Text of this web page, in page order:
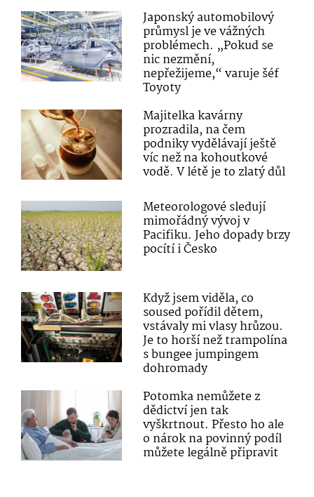
Japonský automobilový
průmysl je ve vážných
problémech. „Pokud se
nic nezmění,
nepřežijeme,“ varuje šéf
Toyoty
Majitelka kavárny
prozradila, na čem
podniky vydělávají ještě
víc než na kohoutkové
vodě. V létě je to zlatý důl
Meteorologové sledují
mimořádný vývoj v
Pacifiku. Jeho dopady brzy
pocítí i Česko
Když jsem viděla, co
soused pořídil dětem,
vstávaly mi vlasy hrůzou.
Je to horší než trampolína
s bungee jumpingem
dohromady
Potomka nemůžete z
dědictví jen tak
vyškrtnout. Přesto ho ale
o nárok na povinný podíl
můžete legálně připravit